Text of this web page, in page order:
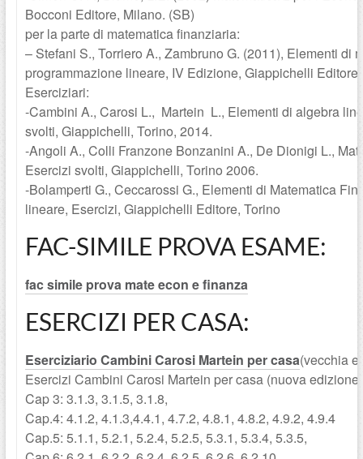
Bocconi Editore, Milano. (SB)
per la parte di matematica finanziaria:
– Stefani S., Torriero A., Zambruno G. (2011), Elementi di
programmazione lineare, IV Edizione, Giappichelli
Eserciziari:
-Cambini A., Carosi L., Martein L., Elementi di algebra
svolti, Giappichelli, Torino, 2014.
-Angoli A., Colli Franzone Bonzanini A., De Dionigi L.,
Esercizi svolti, Giappichelli, Torino 2006.
-Bolamperti G., Ceccarossi G., Elementi di Matematica
lineare, Esercizi, Giappichelli Editore, Torino
FAC-SIMILE PROVA ESAME:
fac simile prova mate econ e finanza
ESERCIZI PER CASA:
Eserciziario Cambini Carosi Martein per casa(vecchia
Esercizi Cambini Carosi Martein per casa (nuova edizione
Cap 3: 3.1.3, 3.1.5, 3.1.8,
Cap.4: 4.1.2, 4.1.3,4.4.1, 4.7.2, 4.8.1, 4.8.2, 4.9.2, 4.9.4
Cap.5: 5.1.1, 5.2.1, 5.2.4, 5.2.5, 5.3.1, 5.3.4, 5.3.5,